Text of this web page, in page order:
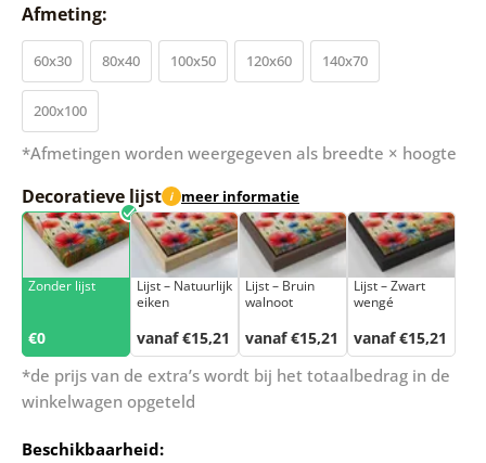
Afmeting:
60x30 80x40 100x50 120x60 140x70
200x100
*Afmetingen worden weergegeven als breedte × hoogte
Decoratieve lijst i meer informatie
Zonder lijst
€0
Lijst – Natuurlijk
eiken
vanaf €15,21
Lijst – Bruin
walnoot
vanaf €15,21
Lijst – Zwart
wengé
vanaf €15,21
*de prijs van de extra’s wordt bij het totaalbedrag in de
winkelwagen opgeteld
Beschikbaarheid: